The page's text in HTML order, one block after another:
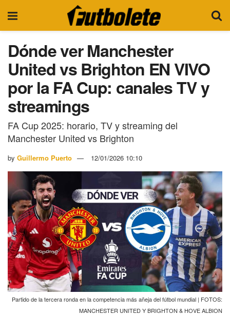
Dónde ver Manchester
United vs Brighton EN VIVO
por la FA Cup: canales TV y
streamings
FA Cup 2025: horario, TV y streaming del
Manchester United vs Brighton
by Guillermo Puerto 12/01/2026 10:10
Partido de la tercera ronda en la competencia más añeja del fútbol mundial | FOTOS:
MANCHESTER UNITED Y BRIGHTON & HOVE ALBION